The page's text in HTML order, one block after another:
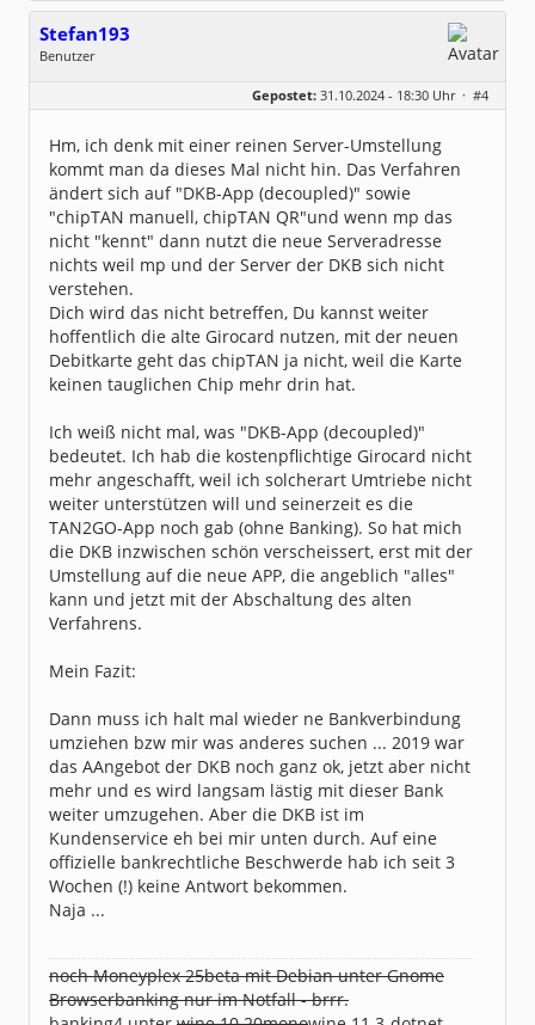
Stefan193
Benutzer
Dabei seit:
09 / 2017
Gepostet: 31.10.2024 - 18:30 Uhr · #4
Hm, ich denk mit einer reinen Server-Umstellung
kommt man da dieses Mal nicht hin. Das Verfahren
ändert sich auf "DKB-App (decoupled)" sowie
"chipTAN manuell, chipTAN QR"und wenn mp das
nicht "kennt" dann nutzt die neue Serveradresse
nichts weil mp und der Server der DKB sich nicht
verstehen.
Dich wird das nicht betreffen, Du kannst weiter
hoffentlich die alte Girocard nutzen, mit der neuen
Debitkarte geht das chipTAN ja nicht, weil die Karte
keinen tauglichen Chip mehr drin hat.
Ich weiß nicht mal, was "DKB-App (decoupled)"
bedeutet. Ich hab die kostenpflichtige Girocard nicht
mehr angeschafft, weil ich solcherart Umtriebe nicht
weiter unterstützen will und seinerzeit es die
TAN2GO-App noch gab (ohne Banking). So hat mich
die DKB inzwischen schön verscheissert, erst mit der
Umstellung auf die neue APP, die angeblich "alles"
kann und jetzt mit der Abschaltung des alten
Verfahrens.
Mein Fazit:
Dann muss ich halt mal wieder ne Bankverbindung
umziehen bzw mir was anderes suchen ... 2019 war
das AAngebot der DKB noch ganz ok, jetzt aber nicht
mehr und es wird langsam lästig mit dieser Bank
weiter umzugehen. Aber die DKB ist im
Kundenservice eh bei mir unten durch. Auf eine
offizielle bankrechtliche Beschwerde hab ich seit 3
Wochen (!) keine Antwort bekommen.
Naja ...
noch Moneyplex 25beta mit Debian unter Gnome
Browserbanking nur im Notfall - brrr.